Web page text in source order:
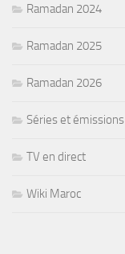
Ramadan 2024
Ramadan 2025
Ramadan 2026
Séries et émissions
TV en direct
Wiki Maroc